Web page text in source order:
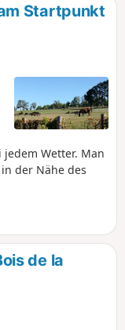
Startpunkt
Wetter. Man
der Nähe des
de la